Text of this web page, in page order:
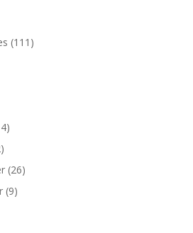
(111)
(26)
(9)